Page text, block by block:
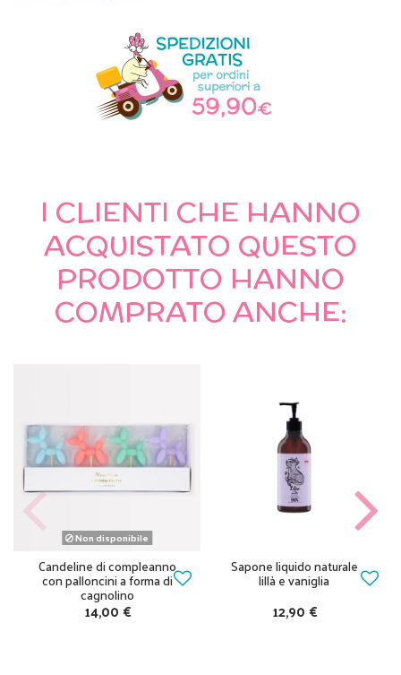
I CLIENTI CHE HANNO
ACQUISTATO QUESTO
PRODOTTO HANNO
COMPRATO ANCHE:
Non disponibile
Candeline di compleanno
con palloncini a forma di
cagnolino
14,00 €
Sapone liquido naturale
lillà e vaniglia
12,90 €